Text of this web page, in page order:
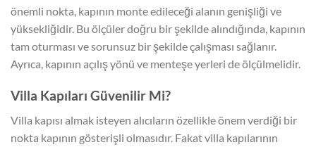
önemli nokta, kapının monte edileceği alanın genişliği ve
yüksekliğidir. Bu ölçüler doğru bir şekilde alındığında, kapının
tam oturması ve sorunsuz bir şekilde çalışması sağlanır.
Ayrıca, kapının açılış yönü ve menteşe yerleri de ölçülmelidir.
Villa Kapıları Güvenilir Mi?
Villa kapısı almak isteyen alıcıların özellikle önem verdiği bir
nokta kapının gösterişli olmasıdır. Fakat villa kapılarının